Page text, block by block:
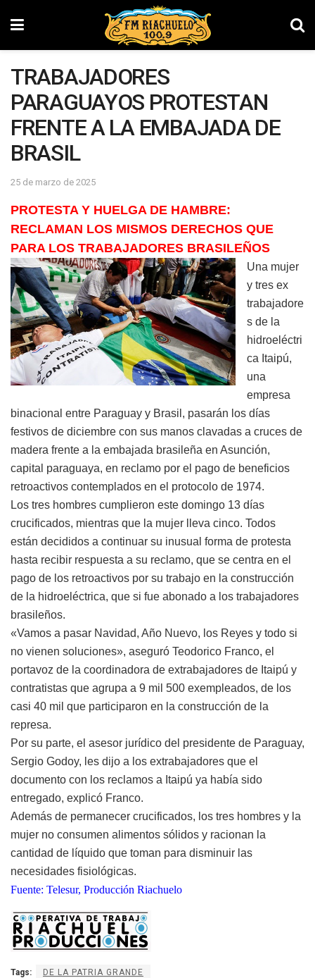
TRABAJADORES
PARAGUAYOS PROTESTAN
FRENTE A LA EMBAJADA DE
BRASIL
25 de marzo de 2025
PROTESTA Y HUELGA DE HAMBRE:
RECLAMAN LOS MISMOS DERECHOS QUE
PARA LOS TRABAJADORES BRASILEÑOS
Una mujer
y tres ex
trabajadore
s de la
hidroeléctri
ca Itaipú,
una
empresa
binacional entre Paraguay y Brasil, pasarán los días
festivos de diciembre con sus manos clavadas a cruces de
madera frente a la embajada brasileña en Asunción,
capital paraguaya, en reclamo por el pago de beneficios
retroactivos contemplados en el protocolo de 1974.
Los tres hombres cumplieron este domingo 13 días
crucificados, mientras que la mujer lleva cinco. Todos
están decididos a continuar su inusual forma de protesta
hasta recibir respuesta a su reclamo, que se centra en el
pago de los retroactivos por su trabajo en la construcción
de la hidroeléctrica, que si fue abonado a los trabajadores
brasileños.
«Vamos a pasar Navidad, Año Nuevo, los Reyes y todo si
no vienen soluciones», aseguró Teodorico Franco, el
portavoz de la coordinadora de extrabajadores de Itaipú y
contratistas que agrupa a 9 mil 500 exempleados, de los
casi 40 mil que participaron en la construcción de la
represa.
Por su parte, el asesor jurídico del presidente de Paraguay,
Sergio Godoy, les dijo a los extrabajadores que el
documento con los reclamos a Itaipú ya había sido
entregado, explicó Franco.
Además de permanecer crucificados, los tres hombres y la
mujer no consumen alimentos sólidos y racionan la
cantidad de líquido que toman para disminuir las
necesidades fisiológicas.
Fuente: Telesur, Producción Riachuelo
Tags: DE LA PATRIA GRANDE